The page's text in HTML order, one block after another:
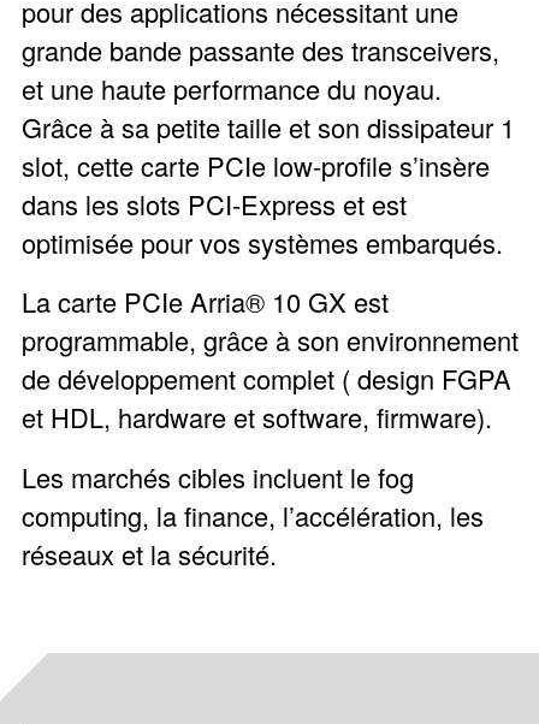
pour des applications nécessitant une
grande bande passante des transceivers,
et une haute performance du noyau.
Grâce à sa petite taille et son dissipateur 1
slot, cette carte PCIe low-profile s’insère
dans les slots PCI-Express et est
optimisée pour vos systèmes embarqués.
La carte PCIe Arria® 10 GX est
programmable, grâce à son environnement
de développement complet ( design FGPA
et HDL, hardware et software, firmware).
Les marchés cibles incluent le fog
computing, la finance, l’accélération, les
réseaux et la sécurité.